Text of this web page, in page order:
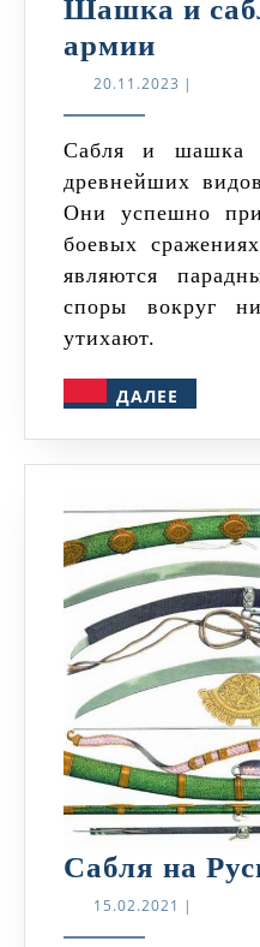
Шашка и
армии
и
русской
армии
20.11.2023 20.11.2023
|
Сабля и шашка относятся к числу
древнейших
Они успешно
боевых
являются
споры вокруг
утихают.
ДАЛЕЕ
Сабля на
15.02.2021 15.02.2021
|